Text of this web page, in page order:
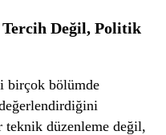
Değil, Politik
birçok bölümde
teknik düzenleme değil,